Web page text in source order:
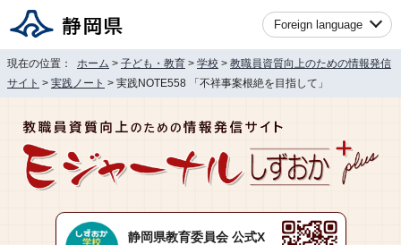
Foreign language
現在の位置： ホーム > 子ども・教育 > 学校 > 教職員資質向上のための情報発信
サイト > 実践ノート > 実践NOTE558 「不祥事案根絶を目指して」
静岡県教育委員会 公式X